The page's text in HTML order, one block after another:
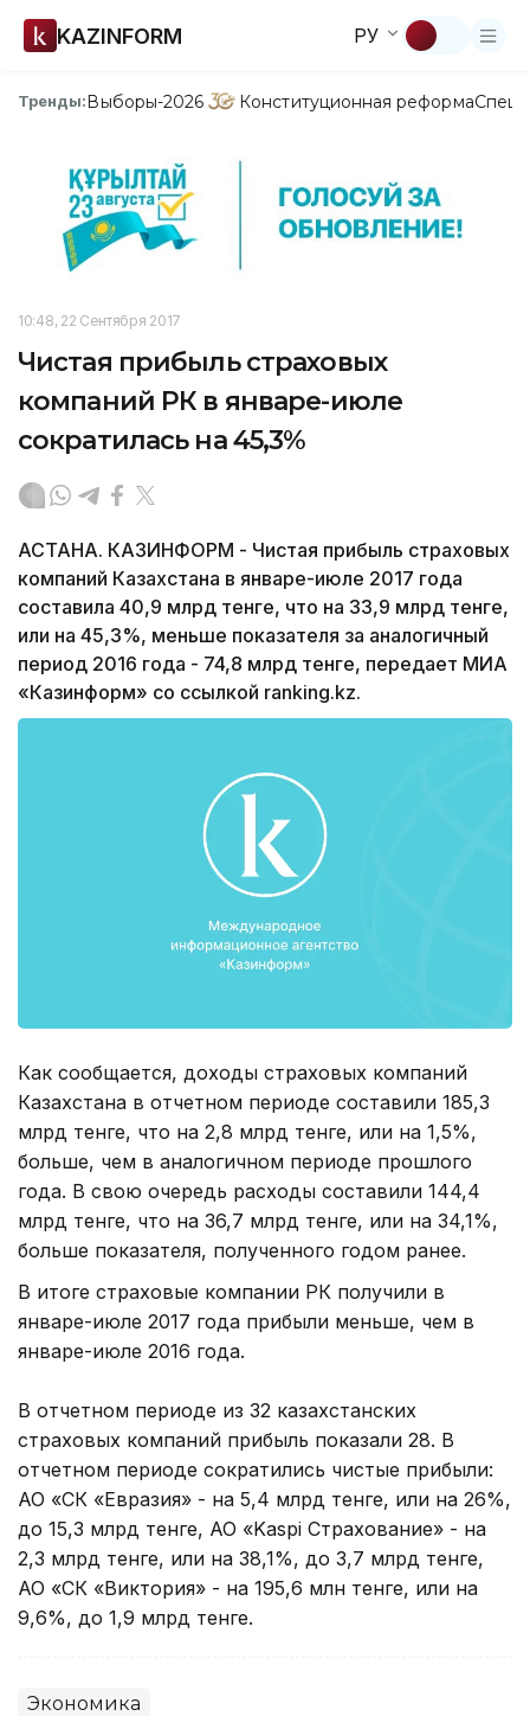
KAZINFORM РУ
Тренды:Выборы-2026 Конституционная реформа
10:48, 22 Сентября 2017
Чистая прибыль страховых
компаний РК в январе-июле
сократилась на 45,3%
АСТАНА. КАЗИНФОРМ - Чистая прибыль страховых
компаний Казахстана в январе-июле 2017 года
составила 40,9 млрд тенге, что на 33,9 млрд тенге,
или на 45,3%, меньше показателя за аналогичный
период 2016 года - 74,8 млрд тенге, передает МИА
«Казинформ» со ссылкой ranking.kz.
Как сообщается, доходы страховых компаний
Казахстана в отчетном периоде составили 185,3
млрд тенге, что на 2,8 млрд тенге, или на 1,5%,
больше, чем в аналогичном периоде прошлого
года. В свою очередь расходы составили 144,4
млрд тенге, что на 36,7 млрд тенге, или на 34,1%,
больше показателя, полученного годом ранее.
В итоге страховые компании РК получили в
январе-июле 2017 года прибыли меньше, чем в
январе-июле 2016 года.
В отчетном периоде из 32 казахстанских
страховых компаний прибыль показали 28. В
отчетном периоде сократились чистые прибыли:
АО «СК «Евразия» - на 5,4 млрд тенге, или на 26%,
до 15,3 млрд тенге, АО «Kaspi Страхование» - на
2,3 млрд тенге, или на 38,1%, до 3,7 млрд тенге,
АО «СК «Виктория» - на 195,6 млн тенге, или на
9,6%, до 1,9 млрд тенге.
Экономика